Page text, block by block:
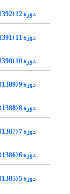
دوره 12 (1392)
دوره 11 (1391)
دوره 10 (1390)
دوره 9 (1389)
دوره 8 (1388)
دوره 7 (1387)
دوره 6 (1386)
دوره 5 (1385)